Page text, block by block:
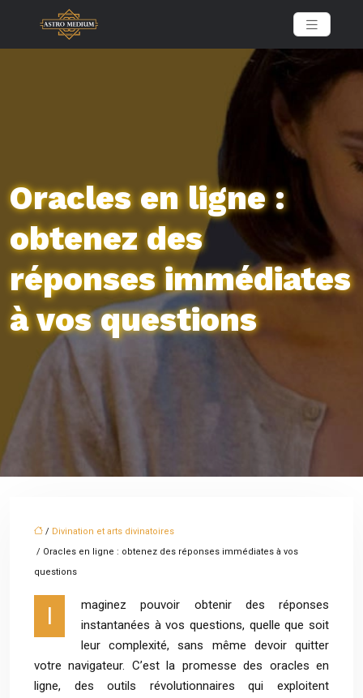
Oracles en ligne :
obtenez des
réponses immédiates
à vos questions
/ Divination et arts divinatoires
/ Oracles en ligne : obtenez des réponses immédiates à vos
questions
I
maginez pouvoir obtenir des réponses
instantanées à vos questions, quelle que soit
leur complexité, sans même devoir quitter
votre navigateur. C’est la promesse des oracles en
ligne, des outils révolutionnaires qui exploitent